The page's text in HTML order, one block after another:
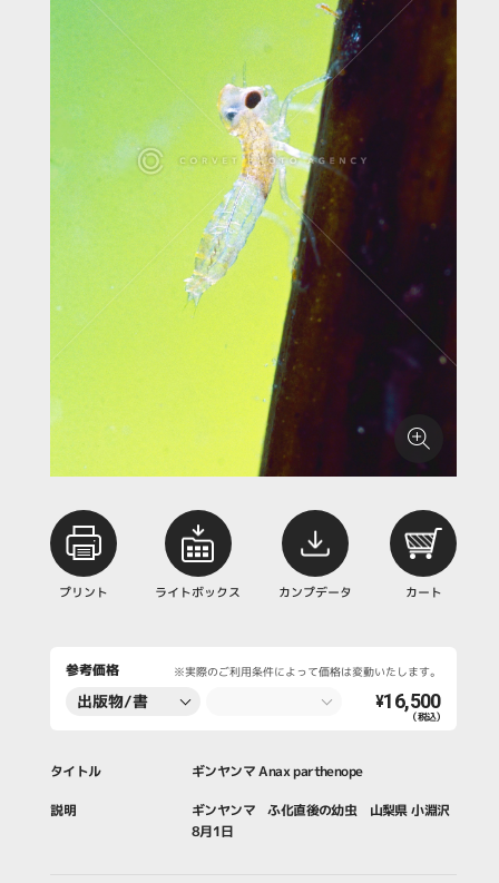
プリント ライトボックス カンプデータ カート
参考価格 ※実際のご利用条件によって価格は変動いたします。
出版物/書
¥16,500
（税込）
タイトル ギンヤンマ Anax parthenope
説明
ギンヤンマ ふ化直後の幼虫 山梨県 小淵沢
8月1日